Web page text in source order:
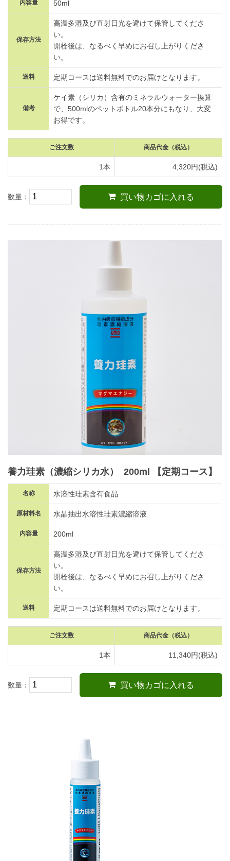
内容量 50ml
保存方法
高温多湿及び直射日光を避けて保管してくださ
い。
開栓後は、なるべく早めにお召し上がりくださ
い。
送料 定期コースは送料無料でのお届けとなります。
備考
ケイ素（シリカ）含有のミネラルウォーター換算
で、500mlのペットボトル20本分にもなり、大変
お得です。
ご注文数 商品代金 （税込）
1本 4,320円(税込)
数量： 買い物カゴに入れる
養力珪素（濃縮シリカ水） 200ml 【定期コース】
名称 水溶性珪素含有食品
原材料名 水晶抽出水溶性珪素濃縮溶液
内容量 200ml
保存方法
高温多湿及び直射日光を避けて保管してくださ
い。
開栓後は、なるべく早めにお召し上がりくださ
い。
送料 定期コースは送料無料でのお届けとなります。
ご注文数 商品代金 （税込）
1本 11,340円(税込)
数量： 買い物カゴに入れる